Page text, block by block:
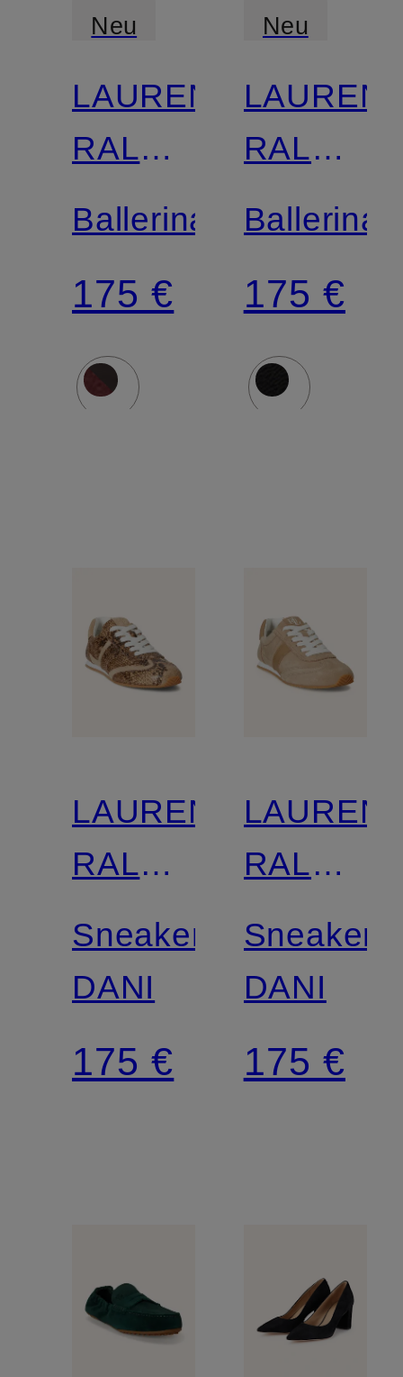
Neu
LAUREN
RALPH
LAUREN
Ballerinas
175 €
Neu
LAUREN
RALPH
LAUREN
Ballerinas
175 €
LAUREN
RALPH
LAUREN
Sneaker
DANI
175 €
LAUREN
RALPH
LAUREN
Sneaker
DANI
175 €